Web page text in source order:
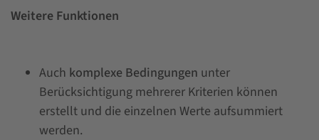
Weitere Funktionen
Auch komplexe Bedingungen unter
Berücksichtigung mehrerer Kriterien können
erstellt und die einzelnen Werte aufsummiert
werden.